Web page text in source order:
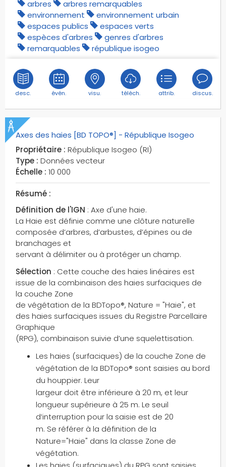
arbres
arbres remarquables
environnement
environnement urbain
espaces publics
espaces verts
espèces d'arbres
genres d'arbres
remarquables
république isogeo
desc. évén. visu. téléch. attrib. discus.
Axes des haies [BD TOPO®] - République Isogeo
Propriétaire : République Isogeo (RI)
Type : Données vecteur
Échelle : 10 000
Résumé :
Définition de l'IGN : Axe d'une haie.
La Haie est définie comme une clôture naturelle
composée d’arbres, d’arbustes, d’épines ou de
branchages et
servant à délimiter ou à protéger un champ.
Sélection : Cette couche des haies linéaires est
issue de la combinaison des haies surfaciques de
la couche Zone
de végétation de la BDTopo®, Nature = "Haie", et
des haies surfaciques issues du Registre Parcellaire
Graphique
(RPG), combinaison suivie d’une squelettisation.
Les haies (surfaciques) de la couche Zone de
végétation de la BDTopo® sont saisies au bord
du houppier. Leur
largeur doit être inférieure à 20 m, et leur
longueur supérieure à 25 m. Le seuil
d’interruption pour la saisie est de 20
m. Se référer à la définition de la
Nature="Haie" dans la classe Zone de
végétation.